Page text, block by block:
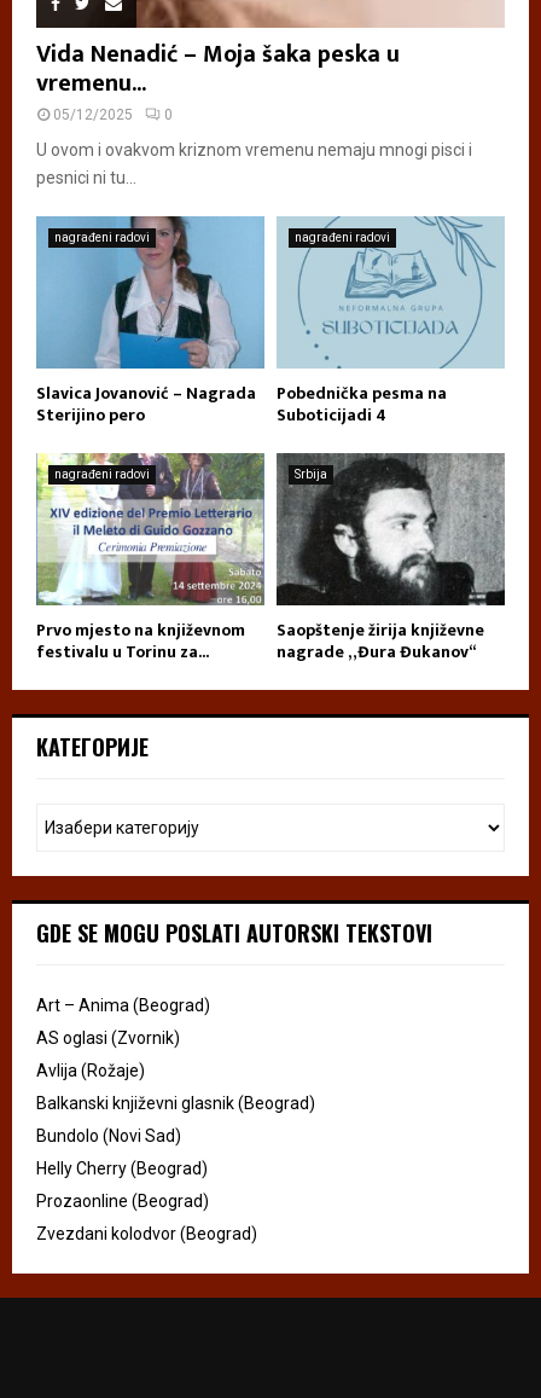
Vida Nenadić – Moja šaka peska u
vremenu...
05/12/2025 0
U ovom i ovakvom kriznom vremenu nemaju mnogi pisci i
pesnici ni tu...
nagrađeni radovi
Slavica Jovanović – Nagrada
Sterijino pero
nagrađeni radovi
Pobednička pesma na
Suboticijadi 4
nagrađeni radovi
Prvo mjesto na književnom
festivalu u Torinu za...
Srbija
Saopštenje žirija književne
nagrade „Đura Đukanov“
КАТЕГОРИЈЕ
GDE SE MOGU POSLATI AUTORSKI TEKSTOVI
Art – Anima (Beograd)
AS oglasi (Zvornik)
Avlija (Rožaje)
Balkanski književni glasnik (Beograd)
Bundolo (Novi Sad)
Helly Cherry (Beograd)
Prozaonline (Beograd)
Zvezdani kolodvor (Beograd)